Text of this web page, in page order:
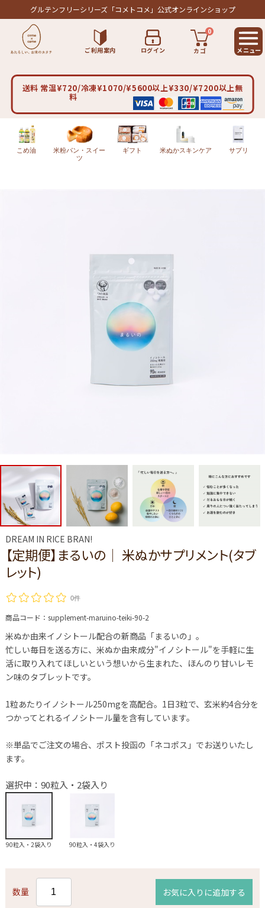
グルテンフリーシリーズ「コメトコメ」公式オンラインショップ
ご利用案内 ログイン カゴ
0
送料 常温¥720/冷凍¥1070/¥5600以上¥330/¥7200以上無
料
こめ油
米粉パン・スイー
ツ
ギフト 米ぬかスキンケア サプリ
DREAM IN RICE BRAN!
【定期便】まるいの│ 米ぬかサプリメント(タブ
レット)
0件
商品コード： supplement-maruino-teiki-90-2
米ぬか由来イノシトール配合の新商品「まるいの」。
忙しい毎日を送る方に、米ぬか由来成分"イノシトール"を手軽に生
活に取り入れてほしいという想いから生まれた、ほんのり甘いレモ
ン味のタブレットです。
1粒あたりイノシトール250mgを高配合。1日3粒で、玄米約4合分を
つかってとれるイノシトール量を含有しています。
※単品でご注文の場合、ポスト投函の「ネコポス」でお送りいたし
ます。
選択中：90粒入・2袋入り
90粒入・2袋入り 90粒入・4袋入り
数量 お気に入りに追加する